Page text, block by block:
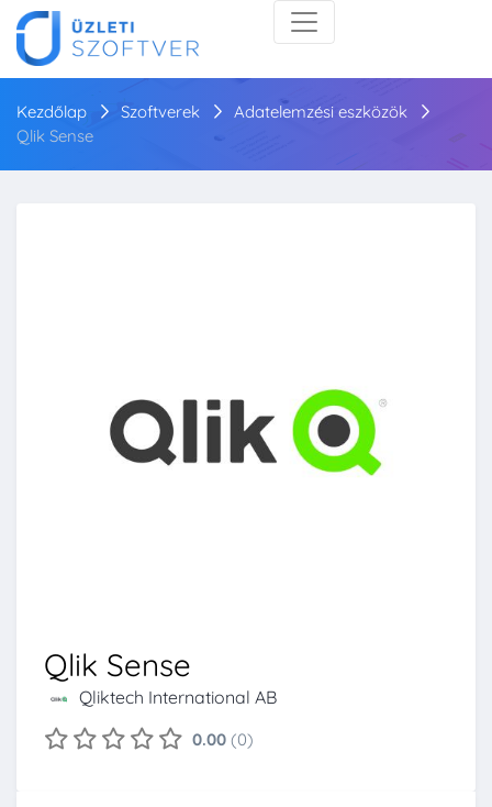
Kezdőlap Szoftverek
Adatelemzési eszközök
Qlik Sense
Qlik Sense
Qliktech International AB
0.00 (0)